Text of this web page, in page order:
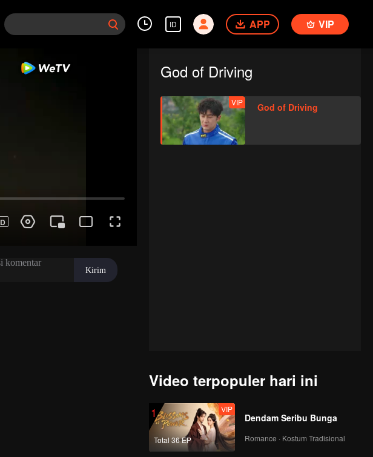
ID APP VIP
God of Driving
VIP God of Driving
Video terpopuler hari ini
1
Total 36 EP
VIP
Dendam Seribu Bunga
Romance · Kostum Tradisional